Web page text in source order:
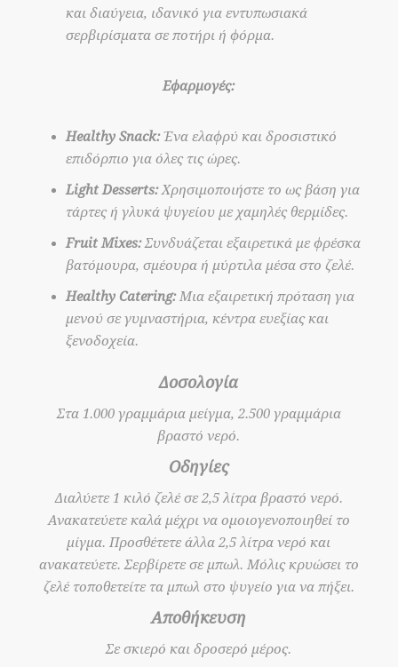
και διαύγεια, ιδανικό για εντυπωσιακά
σερβιρίσματα σε ποτήρι ή φόρμα.
Εφαρμογές:
Healthy Snack:Ένα ελαφρύ και δροσιστικό
επιδόρπιο για όλες τις ώρες.
Light Desserts:Χρησιμοποιήστε το ως βάση για
τάρτες ή γλυκά ψυγείου με χαμηλές θερμίδες.
Fruit Mixes:Συνδυάζεται εξαιρετικά με φρέσκα
βατόμουρα, σμέουρα ή μύρτιλα μέσα στο ζελέ.
Healthy Catering:Μια εξαιρετική πρόταση για
μενού σε γυμναστήρια, κέντρα ευεξίας και
ξενοδοχεία.
Δοσολογία
Στα 1.000 γραμμάρια μείγμα, 2.500 γραμμάρια
βραστό νερό.
Οδηγίες
Διαλύετε 1 κιλό ζελέ σε 2,5 λίτρα βραστό νερό.
Ανακατεύετε καλά μέχρι να ομοιογενοποιηθεί το
μίγμα. Προσθέτετε άλλα 2,5 λίτρα νερό και
ανακατεύετε. Σερβίρετε σε μπωλ. Μόλις κρυώσει το
ζελέ τοποθετείτε τα μπωλ στο ψυγείο για να πήξει.
Αποθήκευση
Σε σκιερό και δροσερό μέρος.